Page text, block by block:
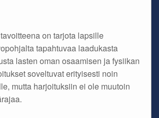
on tarjota lapsille
tapahtuvaa laadukasta
lasten oman osaamisen ja fysiikan
soveltuvat erityisesti noin
mutta harjoituksiin ei ole muutoin